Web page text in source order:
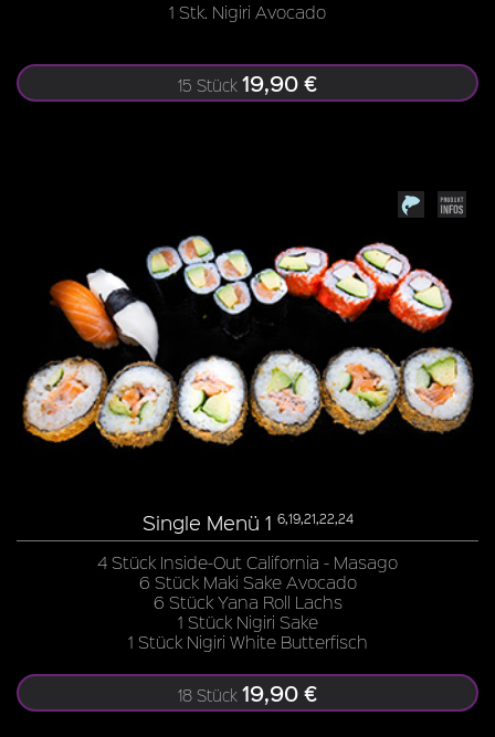
1 Stk. Nigiri Avocado
15 Stück 19,90 €
Single Menü 1 6,19,21,22,24
4 Stück Inside-Out California - Masago
6 Stück Maki Sake Avocado
6 Stück Yana Roll Lachs
1 Stück Nigiri Sake
1 Stück Nigiri White Butterfisch
18 Stück 19,90 €